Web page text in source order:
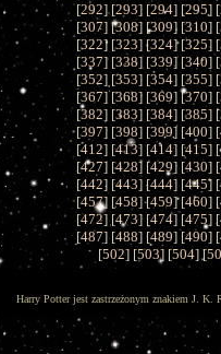
[292] [293] [294] [295] [
[307] [308] [309] [310] [
[322] [323] [324] [325] [
[337] [338] [339] [340] [
[352] [353] [354] [355] [
[367] [368] [369] [370] [
[382] [383] [384] [385] [
[397] [398] [399] [400] [
[412] [413] [414] [415] [
[427] [428] [429] [430] [
[442] [443] [444] [445] [
[457] [458] [459] [460] [
[472] [473] [474] [475] [
[487] [488] [489] [490] [
[502] [503] [504] [
Harry Potter jest zastrzeżonym znakiem J. K.